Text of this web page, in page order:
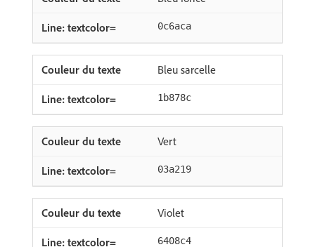
0c6aca
Bleu sarcelle
1b878c
Vert
03a219
Violet
6408c4